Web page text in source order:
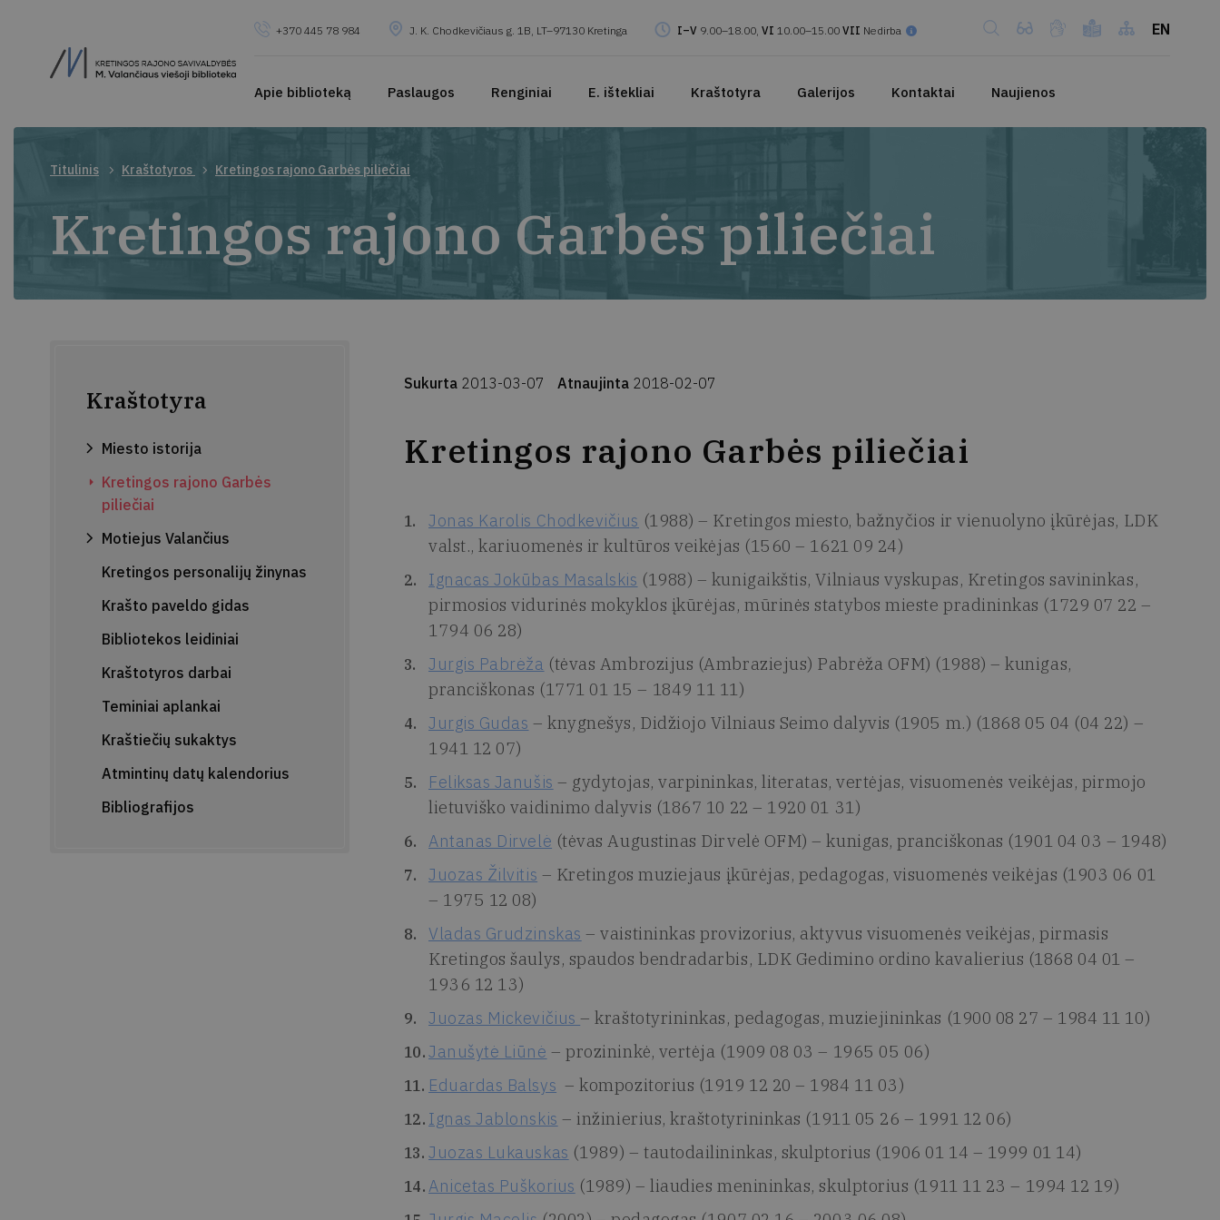
+370 445 78 984 J. K. Chodkevičiaus g. 1B, LT–97130 Kretinga I–V 9.00–18.00, VI 10.00–15.00 VII Nedirba EN
Apie biblioteką Paslaugos Renginiai E. ištekliai Kraštotyra Galerijos Kontaktai Naujienos
Titulinis Kraštotyros Kretingos rajono Garbės piliečiai
Kretingos rajono Garbės piliečiai
Kraštotyra
Miesto istorija
Kretingos rajono Garbės
piliečiai
Motiejus Valančius
Kretingos personalijų žinynas
Krašto paveldo gidas
Bibliotekos leidiniai
Kraštotyros darbai
Teminiai aplankai
Kraštiečių sukaktys
Atmintinų datų kalendorius
Bibliografijos
Sukurta 2013-03-07 Atnaujinta 2018-02-07
Kretingos rajono Garbės piliečiai
Jonas Karolis Chodkevičius (1988) – Kretingos miesto, bažnyčios ir vienuolyno įkūrėjas, LDK
valst., kariuomenės ir kultūros veikėjas (1560 – 1621 09 24)
Ignacas Jokūbas Masalskis (1988) – kunigaikštis, Vilniaus vyskupas, Kretingos savininkas,
pirmosios vidurinės mokyklos įkūrėjas, mūrinės statybos mieste pradininkas (1729 07 22 –
1794 06 28)
Jurgis Pabrėža (tėvas Ambrozijus (Ambraziejus) Pabrėža OFM) (1988) – kunigas,
pranciškonas (1771 01 15 – 1849 11 11)
Jurgis Gudas – knygnešys, Didžiojo Vilniaus Seimo dalyvis (1905 m.) (1868 05 04 (04 22) –
1941 12 07)
Feliksas Janušis – gydytojas, varpininkas, literatas, vertėjas, visuomenės veikėjas, pirmojo
lietuviško vaidinimo dalyvis (1867 10 22 – 1920 01 31)
Antanas Dirvelė (tėvas Augustinas Dirvelė OFM) – kunigas, pranciškonas (1901 04 03 – 1948)
Juozas Žilvitis – Kretingos muziejaus įkūrėjas, pedagogas, visuomenės veikėjas (1903 06 01
– 1975 12 08)
Vladas Grudzinskas – vaistininkas provizorius, aktyvus visuomenės veikėjas, pirmasis
Kretingos šaulys, spaudos bendradarbis, LDK Gedimino ordino kavalierius (1868 04 01 –
1936 12 13)
Juozas Mickevičius– kraštotyrininkas, pedagogas, muziejininkas (1900 08 27 – 1984 11 10)
Janušytė Liūnė – prozininkė, vertėja (1909 08 03 – 1965 05 06)
Eduardas Balsys – kompozitorius (1919 12 20 – 1984 11 03)
Ignas Jablonskis – inžinierius, kraštotyrininkas (1911 05 26 – 1991 12 06)
Juozas Lukauskas (1989) – tautodailininkas, skulptorius (1906 01 14 – 1999 01 14)
Anicetas Puškorius (1989) – liaudies menininkas, skulptorius (1911 11 23 – 1994 12 19)